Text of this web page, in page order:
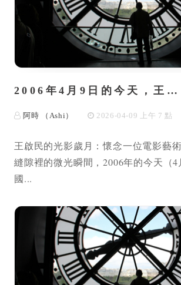
2006年4月9日的今天，王…
阿時 （Ashi） 2026-04-09 上午 7 點
王啟民的光影歲月：懷念一位電影藝
縫隙裡的微光瞬間，2006年的今天（4
國...